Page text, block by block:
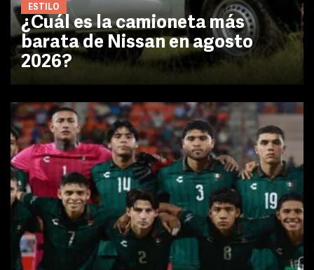
ESTILO
¿Cuál es la camioneta más
barata de Nissan en agosto
2026?